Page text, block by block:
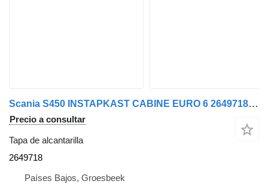
Scania S450 INSTAPKAST CABINE EURO 6 2649718 tapa de alcantarilla para camión
Precio a consultar
Tapa de alcantarilla
2649718
Países Bajos, Groesbeek